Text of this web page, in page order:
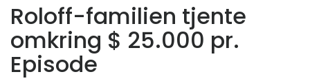
Roloff-familien tjente
omkring $ 25.000 pr.
Episode